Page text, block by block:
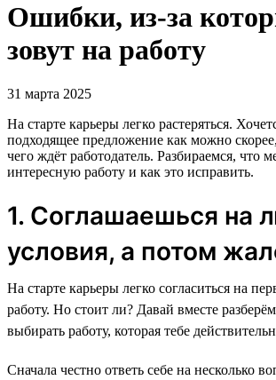
Ошибки, из-за
зовут на работу
31 марта 2025
На старте карьеры легко растеряться.
подходящее предложение как можно
чего ждёт работодатель. Разбираемся, что
интересную работу и как это исправить.
1. Соглашаешься на
условия, а потом
На старте карьеры легко согласиться на
работу. Но стоит ли? Давай вместе
выбирать работу, которая тебе
Сначала честно ответь себе на несколько